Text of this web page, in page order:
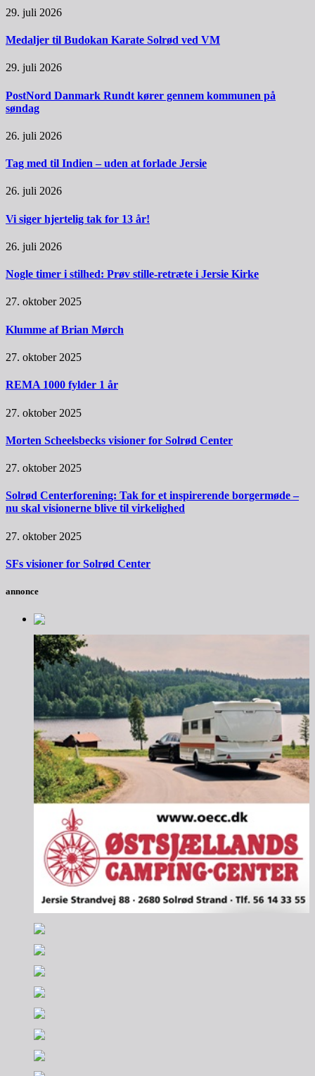
29. juli 2026
Medaljer til Budokan Karate Solrød ved VM
29. juli 2026
PostNord Danmark Rundt kører gennem kommunen på
søndag
26. juli 2026
Tag med til Indien – uden at forlade Jersie
26. juli 2026
Vi siger hjertelig tak for 13 år!
26. juli 2026
Nogle timer i stilhed: Prøv stille-retræte i Jersie Kirke
27. oktober 2025
Klumme af Brian Mørch
27. oktober 2025
REMA 1000 fylder 1 år
27. oktober 2025
Morten Scheelsbecks visioner for Solrød Center
27. oktober 2025
Solrød Centerforening: Tak for et inspirerende borgermøde –
nu skal visionerne blive til virkelighed
27. oktober 2025
SFs visioner for Solrød Center
annonce